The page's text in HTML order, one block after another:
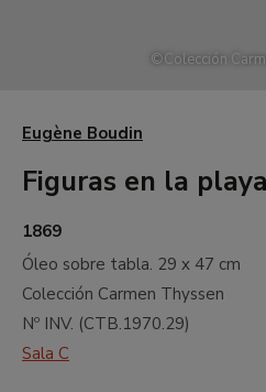
©Colección
Eugène Boudin
Figuras en la
1869
Óleo sobre tabla. 29 x 47 cm
Colección Carmen Thyssen
Nº INV. (CTB.1970.29)
Sala C